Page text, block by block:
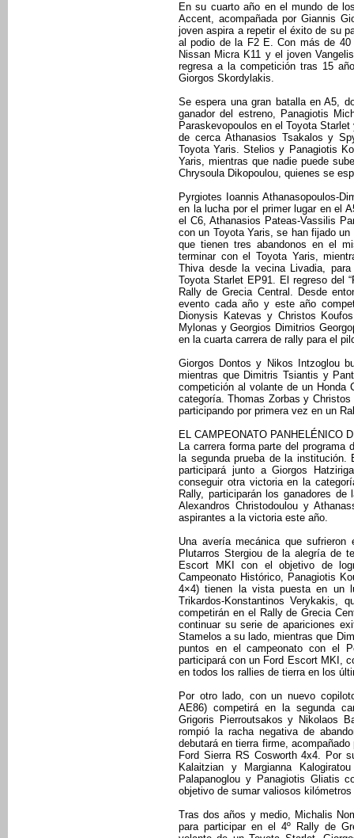
En su cuarto año en el mundo de
Accent, acompañada por Giannis
joven aspira a repetir el éxito de su
al podio de la F2 E. Con más de 40
Nissan Micra K11 y el joven
regresa a la competición tras 15
Giorgos Skordylakis.
Se espera una gran batalla en A5,
ganador del estreno, Panagiotis
Paraskevopoulos en el Toyota
de cerca Athanasios Tsakalos y
Toyota Yaris. Stelios y Panagiotis
Yaris, mientras que nadie puede
Chrysoula Dikopoulou, quienes se
Pyrgiotes Ioannis Athanasopoulos-
en la lucha por el primer lugar en el
el C6, Athanasios Pateas-Vassilis
con un Toyota Yaris, se han fijado
que tienen tres abandonos en el
terminar con el Toyota Yaris,
Thiva desde la vecina Livadia,
Toyota Starlet EP91. El regreso del
Rally de Grecia Central. Desde
evento cada año y este año
Dionysis Katevas y Christos
Mylonas y Georgios Dimitrios
en la cuarta carrera de rally para el
Giorgos Dontos y Nikos Intzoglou
mientras que Dimitris Tsiantis y
competición al volante de un
categoría. Thomas Zorbas y
participando por primera vez en un
EL CAMPEONATO PANHELÉNICO
La carrera forma parte del programa
la segunda prueba de la
participará junto a Giorgos
conseguir otra victoria en la
Rally, participarán los ganadores
Alexandros Christodoulou y
aspirantes a la victoria este año.
Una avería mecánica que
Plutarros Stergiou de la alegría de
Escort MKI con el objetivo de
Campeonato Histórico, Panagiotis
4×4) tienen la vista puesta en un
Trikardos-Konstantinos Verykakis,
competirán en el Rally de Grecia
continuar su serie de apariciones
Stamelos a su lado, mientras que
puntos en el campeonato con el
participará con un Ford Escort MKI,
en todos los rallies de tierra en los
Por otro lado, con un nuevo
AE86) competirá en la segunda
Grigoris Pierroutsakos y Nikolaos
rompió la racha negativa de
debutará en tierra firme,
Ford Sierra RS Cosworth 4x4. Por
Kalaitzian y Margianna
Palapanoglou y Panagiotis Gliatis
objetivo de sumar valiosos
Tras dos años y medio, Michalis
para participar en el 4º Rally de